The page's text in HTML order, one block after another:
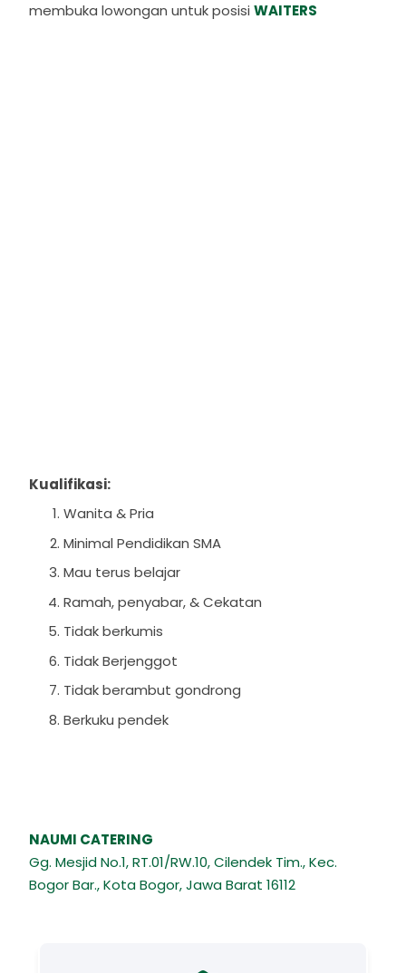
membuka lowongan untuk posisiWAITERS
Kualifikasi:
Wanita & Pria
Minimal Pendidikan SMA
Mau terus belajar
Ramah, penyabar, & Cekatan
Tidak berkumis
Tidak Berjenggot
Tidak berambut gondrong
Berkuku pendek
NAUMI CATERING
Gg. Mesjid No.1, RT.01/RW.10, Cilendek Tim., Kec.
Bogor Bar., Kota Bogor, Jawa Barat 16112